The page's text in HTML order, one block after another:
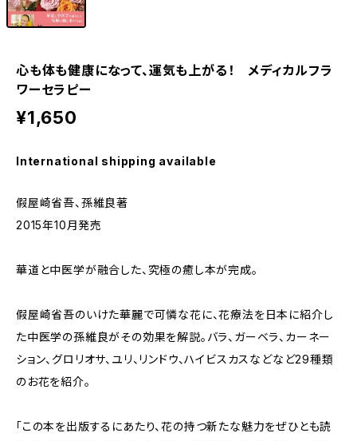
心も体も健康になって、運気も上がる！ メディカルフラ
ワーセラピー
¥1,650
International shipping available
假屋崎省吾、孫維良著
2015年10月発売
華道と中医学が融合した、究極の癒し本が完成。
假屋崎省吾のいけた華麗で可憐な花に、花療法を日本に紹介し
た中医学の孫維良がその効果を解説。バラ、ガーベラ、カーネー
ション、グロリオサ、ユリ、リンドウ、ハイビスカスなどなど29種類
のお花を紹介。
「この本を出版するにあたり、花の持つ新たな魅力をぜひとも読